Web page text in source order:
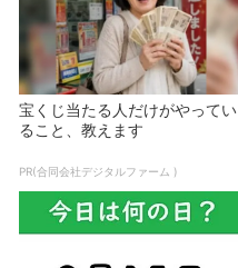
宝くじ当たる人だけがやってい
ること、教えます
PR(合同会社デジタルファーム )